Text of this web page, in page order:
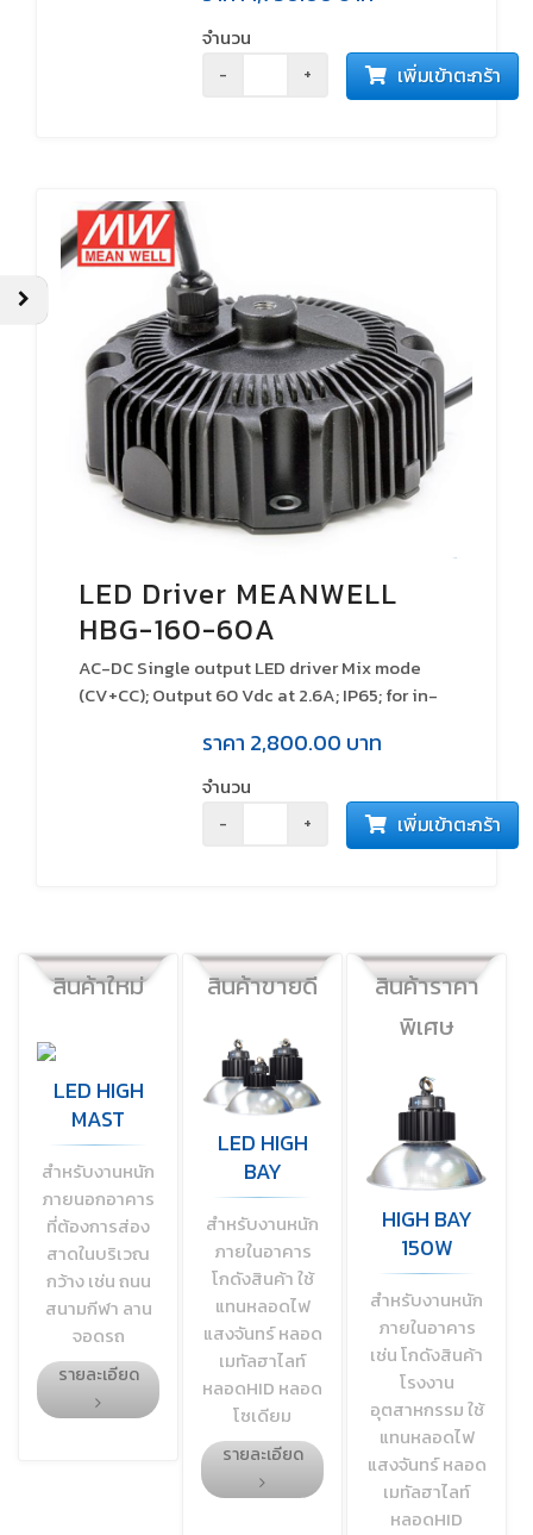
จำนวน
- + เพิ่มเข้าตะกร้า
LED Driver MEANWELL
HBG-160-60A
AC-DC Single output LED driver Mix mode
(CV+CC); Output 60 Vdc at 2.6A; IP65; for in-
ราคา 2,800.00 บาท
จำนวน
- + เพิ่มเข้าตะกร้า
สินค้าใหม่
LED HIGH
MAST
สำหรับงานหนัก
ภายนอกอาคาร
ที่ต้องการส่อง
สาดในบริเวณ
กว้าง เช่น ถนน
สนามกีฬา ลาน
จอดรถ
รายละเอียด
สินค้าขายดี
LED HIGH
BAY
สำหรับงานหนัก
ภายในอาคาร
โกดังสินค้า ใช้
แทนหลอดไฟ
แสงจันทร์ หลอด
เมทัลฮาไลท์
หลอดHID หลอด
โซเดียม
รายละเอียด
สินค้าราคา
พิเศษ
HIGH BAY
150W
สำหรับงานหนัก
ภายในอาคาร
เช่น โกดังสินค้า
โรงงาน
อุตสาหกรรม ใช้
แทนหลอดไฟ
แสงจันทร์ หลอด
เมทัลฮาไลท์
หลอดHID